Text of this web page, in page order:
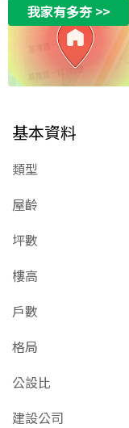
我家有多夯>>
基本資料
類型
屋齡
坪數
樓高
戶數
格局
公設比
建設公司